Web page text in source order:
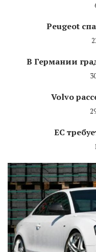
Peugeot
В Германии
Volvo
ЕС